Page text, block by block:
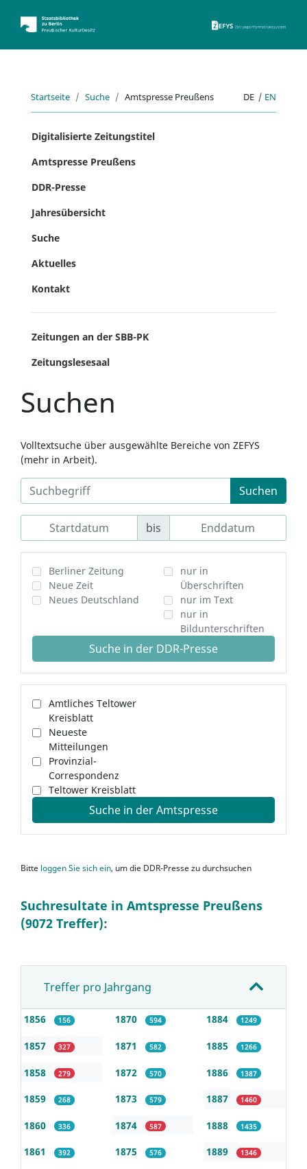
Startseite Suche Amtspresse Preußens DE | EN
Digitalisierte Zeitungstitel
Amtspresse Preußens
DDR-Presse
Jahresübersicht
Suche
Aktuelles
Kontakt
Zeitungen an der SBB-PK
Zeitungslesesaal
Suchen
Volltextsuche über ausgewählte Bereiche von ZEFYS
(mehr in Arbeit).
Suchen
bis
Berliner Zeitung
Neue Zeit
Neues Deutschland
nur in
Überschriften
nur im Text
nur in
Bildunterschriften
Suche in der DDR-Presse
Amtliches Teltower
Kreisblatt
Neueste
Mitteilungen
Provinzial-
Correspondenz
Teltower Kreisblatt
Suche in der Amtspresse
Bitte loggen Sie sich ein, um die DDR-Presse zu durchsuchen
Suchresultate in Amtspresse Preußens
(9072 Treffer):
Treffer pro Jahrgang
1856 156
1857 327
1858 279
1859 268
1860 336
1861 392
1870 594
1871 582
1872 570
1873 579
1874 587
1875 576
1884 1249
1885 1266
1886 1387
1887 1460
1888 1435
1889 1346